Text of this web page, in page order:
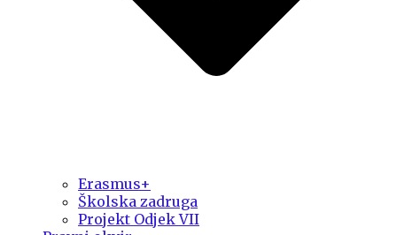
Erasmus+
Školska zadruga
Projekt Odjek VII